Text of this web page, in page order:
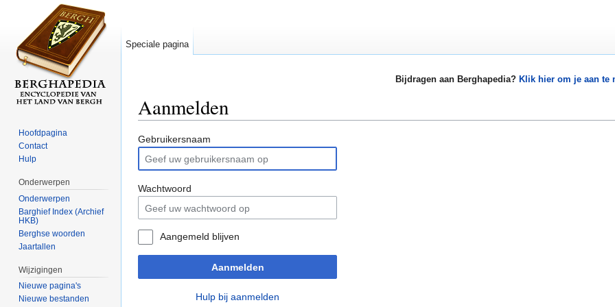
Bijdragen aan Berghapedia? Klik hier om je aan te
Aanmelden
Gebruikersnaam
Wachtwoord
Aangemeld blijven
Aanmelden
Hulp bij aanmelden
Speciale pagina
Hoofdpagina
Contact
Hulp
Onderwerpen
Onderwerpen
Barghief Index (Archief
HKB)
Berghse woorden
Jaartallen
Wijzigingen
Nieuwe pagina's
Nieuwe bestanden